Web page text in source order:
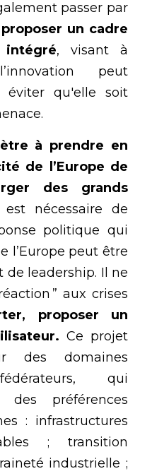
un cadre
, visant à
peut
qu'elle soit
à prendre en
de l’Europe de
des grands
nécessaire de
politique qui
l’Europe peut être
de leadership. Il ne
” aux crises
proposer un
Ce projet
des domaines
qui
préférences
: infrastructures
; transition
industrielle ;